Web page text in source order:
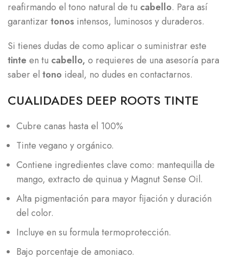
reafirmando el tono natural de tu cabello. Para así
garantizartonos intensos, luminosos y duraderos.
Si tienes dudas de como aplicar o suministrar este
tinte en tu cabello, o requieres de una asesoría para
saber el tono ideal, no dudes en contactarnos.
CUALIDADES DEEP ROOTS TINTE
Cubre canas hasta el 100%
Tinte vegano y orgánico.
Contiene ingredientes clave como: mantequilla de
mango, extracto de quinua y Magnut Sense Oil.
Alta pigmentación para mayor fijación y duración
del color.
Incluye en su formula termoprotección.
Bajo porcentaje de amoniaco.